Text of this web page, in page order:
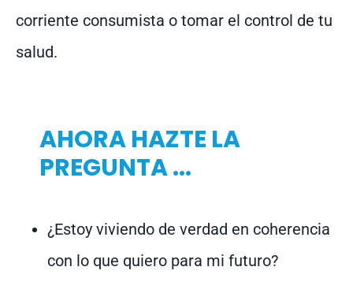
corriente consumista o tomar el control de tu
salud.
AHORA HAZTE LA
PREGUNTA ...
¿Estoy viviendo de verdad en coherencia
con lo que quiero para mi futuro?